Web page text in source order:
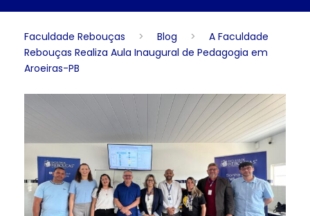
Faculdade Rebouças > Blog >
A Faculdade
Rebouças Realiza Aula Inaugural de Pedagogia em
Aroeiras-PB